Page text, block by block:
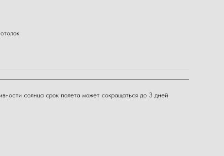
солнца срок полета может сокращаться до 3 дней